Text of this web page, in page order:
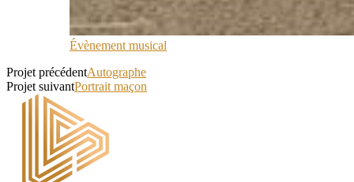
Évènement musical
Projet précédentAutographe
Projet suivantPortrait maçon